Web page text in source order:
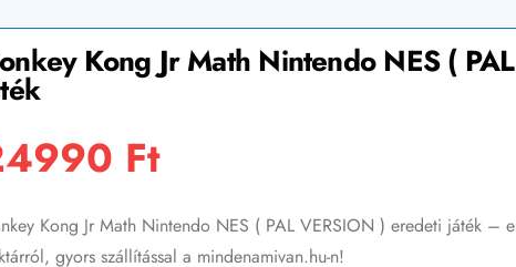
Kong Jr Math Nintendo NES (
Ft
Kong Jr Math Nintendo NES ( PAL VERSION ) eredeti játék –
gyors szállítással a mindenamivan.hu-n!